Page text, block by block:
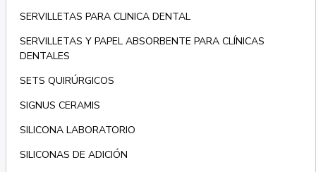
SERVILLETAS PARA CLINICA DENTAL
SERVILLETAS Y PAPEL ABSORBENTE PARA CLÍNICAS
DENTALES
SETS QUIRÚRGICOS
SIGNUS CERAMIS
SILICONA LABORATORIO
SILICONAS DE ADICIÓN